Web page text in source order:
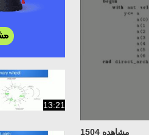
مشاهده 1504
13:21